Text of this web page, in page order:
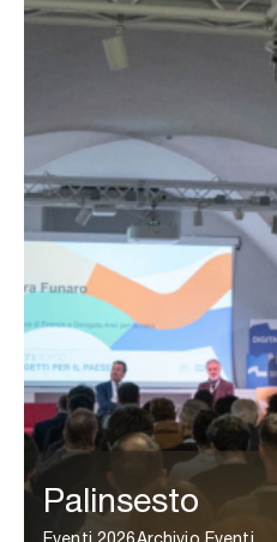
Palinsesto